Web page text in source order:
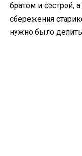
братом и сестрой,
сбережения
нужно было